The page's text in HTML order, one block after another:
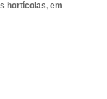
hortícolas, em